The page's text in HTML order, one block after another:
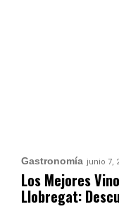
Gastronomía junio 7,
Los Mejores
Llobregat: